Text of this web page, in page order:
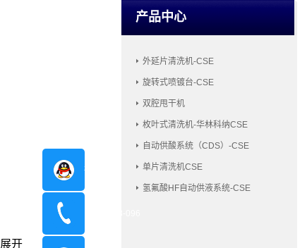
产品中心
外延片清洗机-CSE
旋转式喷镀台-CSE
双腔甩干机
枚叶式清洗机-华林科纳CSE
自动供酸系统（CDS）-CSE
单片清洗机CSE
氢氟酸HF自动供液系统-CSE
在线咨询
展开